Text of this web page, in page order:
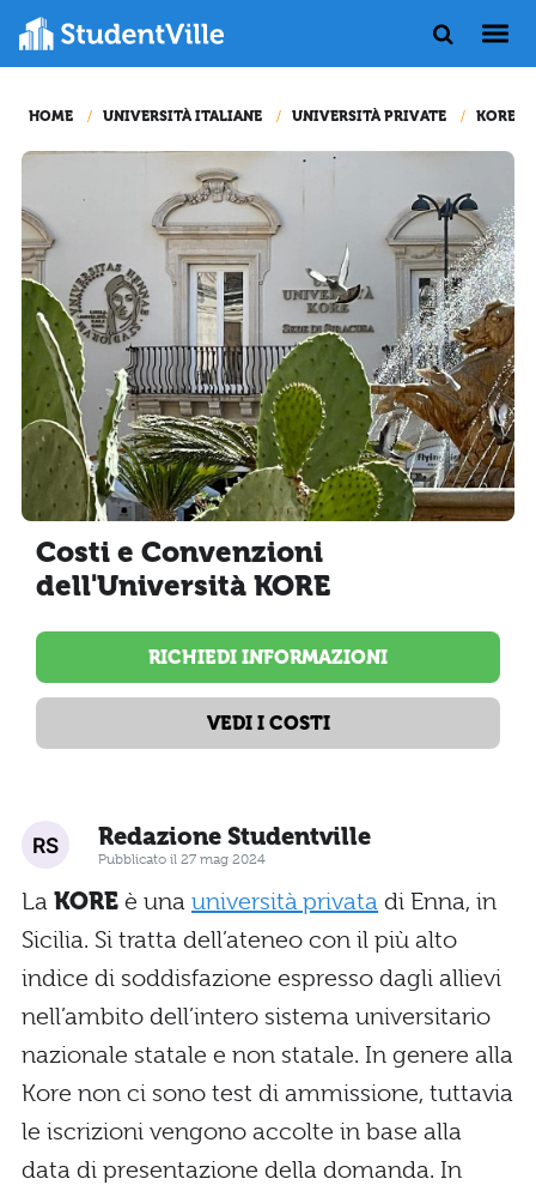
HOME UNIVERSITÀ ITALIANE UNIVERSITÀ PRIVATE KORE
Costi e Convenzioni
dell'Università KORE
RICHIEDI INFORMAZIONI
VEDI I COSTI
Redazione Studentville
Pubblicato il 27 mag 2024
La KORE è una università privata di Enna, in
Sicilia. Si tratta dell’ateneo con il più alto
indice di soddisfazione espresso dagli allievi
nell’ambito dell’intero sistema universitario
nazionale statale e non statale. In genere alla
Kore non ci sono test di ammissione, tuttavia
le iscrizioni vengono accolte in base alla
data di presentazione della domanda. In